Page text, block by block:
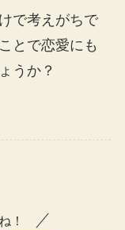
で考えがちで
とで恋愛にも
うか？
！